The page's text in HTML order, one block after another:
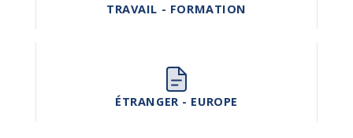
TRAVAIL - FORMATION
ÉTRANGER - EUROPE